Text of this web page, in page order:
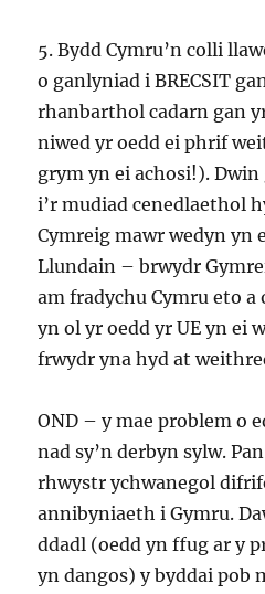
5. Bydd Cymru’n colli
o ganlyniad i BRECSIT
rhanbarthol cadarn gan
niwed yr oedd ei phrif
grym yn ei achosi!).
i’r mudiad cenedlaethol
Cymreig mawr wedyn yn
Llundain – brwydr
am fradychu Cymru eto
yn ol yr oedd yr UE yn ei
frwydr yna hyd at
OND – y mae problem o
nad sy’n derbyn sylw.
rhwystr ychwanegol
annibyniaeth i Gymru.
ddadl (oedd yn ffug ar y
yn dangos) y byddai pob